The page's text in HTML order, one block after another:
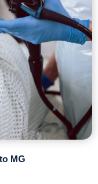
MG